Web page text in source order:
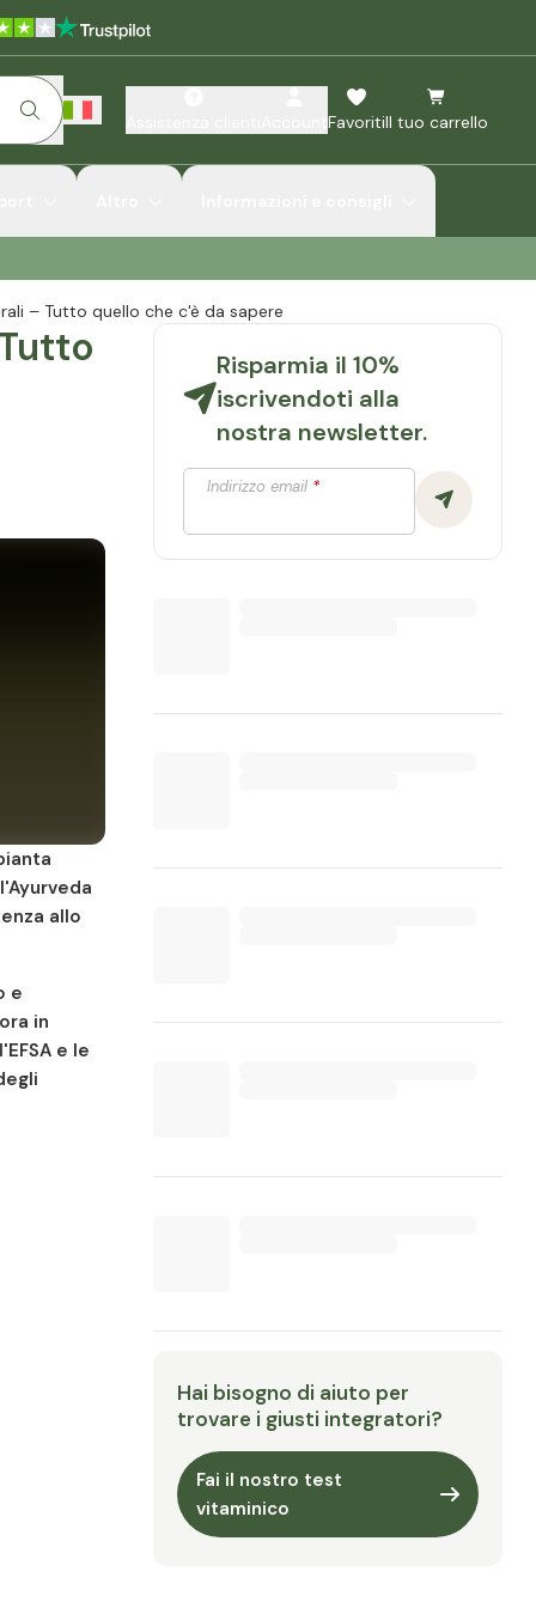
FavoritiIl tuo carrello
– Tutto quello che c'è da sapere
allo
e
in
e le
Risparmia il 10%
iscrivendoti alla
nostra newsletter.
Indirizzo email*
Hai bisogno di aiuto per
trovare i giusti integratori?
Fai il nostro test
vitaminico